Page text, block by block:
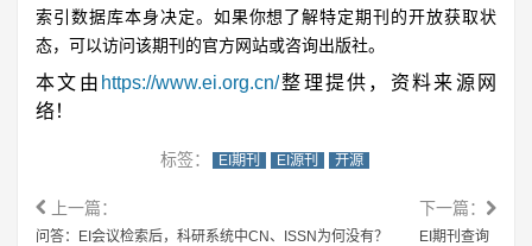
索引数据库本身决定。如果你想了解特定期刊的开放获取状
态，可以访问该期刊的官方网站或咨询出版社。
本文由 https://www.ei.org.cn/整理提供，资料来源网
络！
标签： EI期刊 EI源刊 开源
上一篇：
问答：EI会议检索后，科研系统中CN、ISSN为何没有？
下一篇：
EI期刊查询